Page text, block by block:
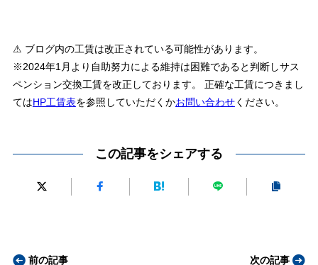
⚠ ブログ内の工賃は改正されている可能性があります。
※2024年1月より自助努力による維持は困難であると判断しサス
ペンション交換工賃を改正しております。 正確な工賃につきまし
てはHP工賃表を参照していただくかお問い合わせください。
この記事をシェアする
前の記事 次の記事